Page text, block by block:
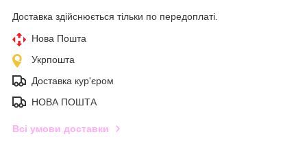
Доставка здійснюється тільки по передоплаті.
Нова Пошта
Укрпошта
Доставка кур'єром
НОВА ПОШТА
Всі умови доставки